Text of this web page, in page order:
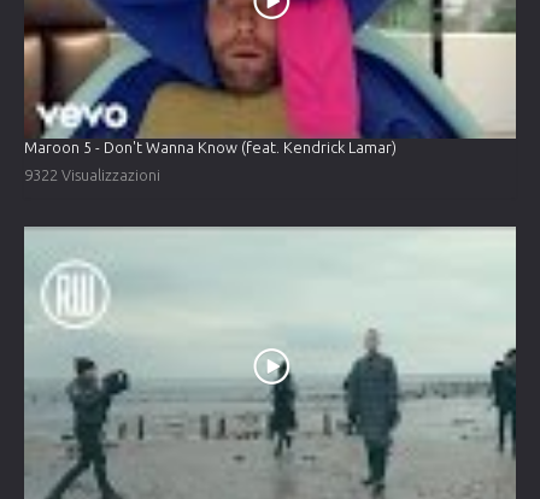
Maroon 5 - Don't Wanna Know (feat. Kendrick Lamar)
9322 Visualizzazioni